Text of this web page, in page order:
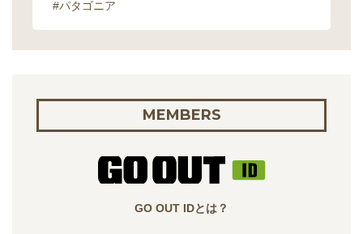
#パタゴニア
MEMBERS
GO OUT IDとは？